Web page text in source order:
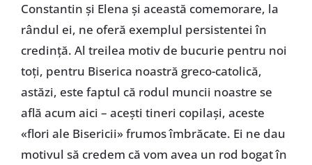
Constantin și Elena și această comemorare, la
rândul ei, ne oferă exemplul persistentei în
credință. Al treilea motiv de bucurie pentru noi
toți, pentru Biserica noastră greco-catolică,
astăzi, este faptul că rodul muncii noastre se
află acum aici – acești tineri copilași, aceste
«flori ale Bisericii» frumos îmbrăcate. Ei ne dau
motivul să credem că vom avea un rod bogat în